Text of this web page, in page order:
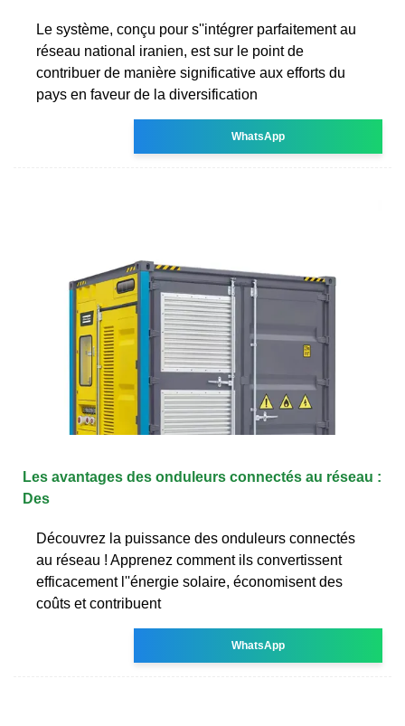
Le système, conçu pour s''intégrer parfaitement au
réseau national iranien, est sur le point de
contribuer de manière significative aux efforts du
pays en faveur de la diversification
WhatsApp
Les avantages des onduleurs connectés au réseau :
Des
Découvrez la puissance des onduleurs connectés
au réseau ! Apprenez comment ils convertissent
efficacement l''énergie solaire, économisent des
coûts et contribuent
WhatsApp